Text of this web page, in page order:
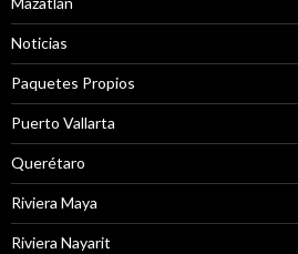
Noticias
Paquetes Propios
Puerto Vallarta
Querétaro
Riviera Maya
Riviera Nayarit